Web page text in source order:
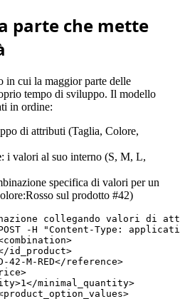
parte che mette
in cui la maggior parte delle
tempo di sviluppo. Il modello
in ordine:
di attributi (Taglia, Colore,
: i valori al suo interno (S, M, L,
specifica di valori per un
sul prodotto #42)
collegando valori di
-H
"Content-Type:
id_product>
42-M-RED</reference>
minimal_quantity>